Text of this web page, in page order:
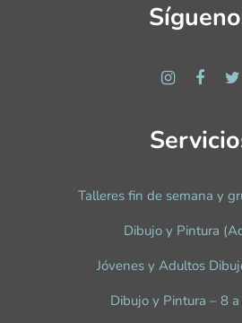
Talleres fin de semana y
Dibujo y Pintura
Jóvenes y Adultos
Dibujo y Pintura – 8